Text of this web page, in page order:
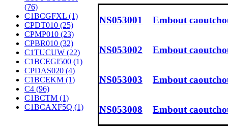
(76)
C1BCGFXL (1)
CPDT010 (25)
CPMP010 (23)
CPBR010 (32)
C1TUCUW (22)
C1BCEGI500 (1)
CPDAS020 (4)
C1BCEKM (1)
C4 (96)
C1BCTM (1)
C1BCAXF5Q (1)
NS053001 Embout
NS053002 Embout
NS053003 Embout
NS053008 Embout